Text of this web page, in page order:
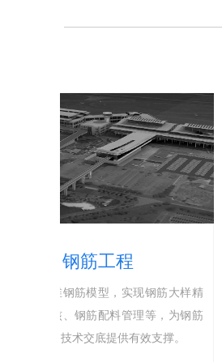
采用二维BIM/三维BIM技
特大桥等复杂桥梁施工
付，实现施工过程管理